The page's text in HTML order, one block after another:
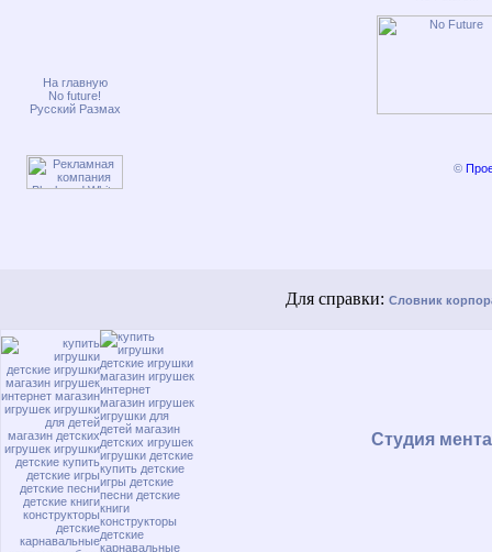
На главную
No future!
Русский Размах
Для справки: Словник